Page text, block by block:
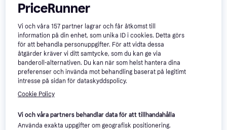
Titan Life Mini Stepper
Trappmaskin
999 kr
4 butiker 5 732 kr
6 butiker
PriceRunner
Vi och våra157 partner lagrar och får åtkomst till
information på din enhet, som unika ID i cookies. Detta görs
för att behandla personuppgifter. För att vidta dessa
åtgärder kräver vi ditt samtycke, som du kan ge via
banderoll-alternativen. Du kan när som helst hantera dina
preferenser och invända mot behandling baserat på legitimt
intresse på sidan för dataskyddspolicy.
Cookie Policy
Vi och våra partners behandlar data för att tillhandahålla
Använda exakta uppgifter om geografisk positionering.